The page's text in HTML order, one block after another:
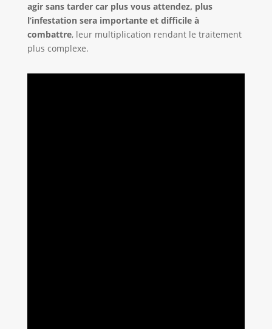
agir sans tarder car plus vous attendez, plus
l’infestation sera importante et difficile à
combattre, leur multiplication rendant le traitement
plus complexe.